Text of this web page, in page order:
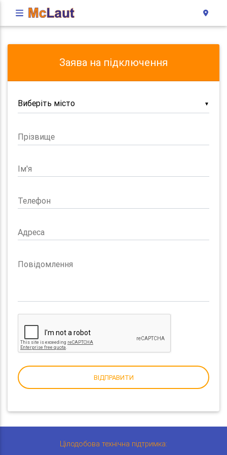
Заява на підключення
▼
Прізвище
Ім'я
Телефон
Адреса
Повідомлення
ВІДПРАВИТИ
Цілодобова технічна підтримка: